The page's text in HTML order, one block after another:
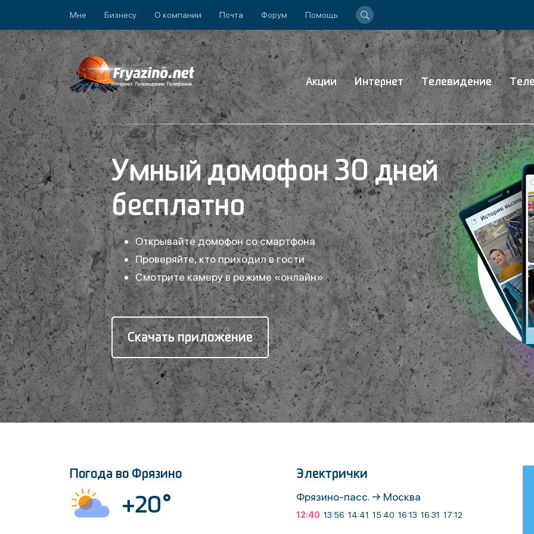
Мне Бизнесу О компании Почта Форум Помощь
Акции Интернет Телевидение
Умный домофон 30 дней
бесплатно
Открывайте домофон со смартфона
Проверяйте, кто приходил в гости
Смотрите камеру в режиме «онлайн»
Скачать приложение
Погода во Фрязино
+20°
Электрички
Фрязино-пасс. → Москва
12:40 13:56 14:41 15:40 16:13 16:31 17:12